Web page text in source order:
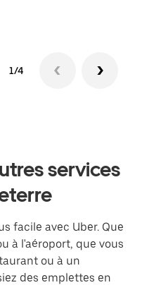
1/4
services
facile avec Uber. Que
à l'aéroport, que vous
ou à un
des emplettes en